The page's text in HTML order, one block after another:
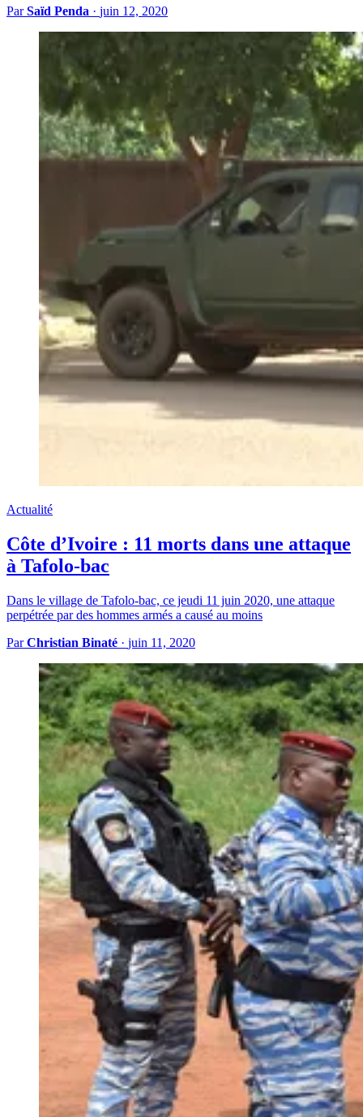
ParSaïd Penda · juin 12, 2020
Actualité
Côte d’Ivoire : 11 morts dans une attaque
à Tafolo-bac
Dans le village de Tafolo-bac, ce jeudi 11 juin 2020, une attaque
perpétrée par des hommes armés a causé au moins
ParChristian Binaté · juin 11, 2020